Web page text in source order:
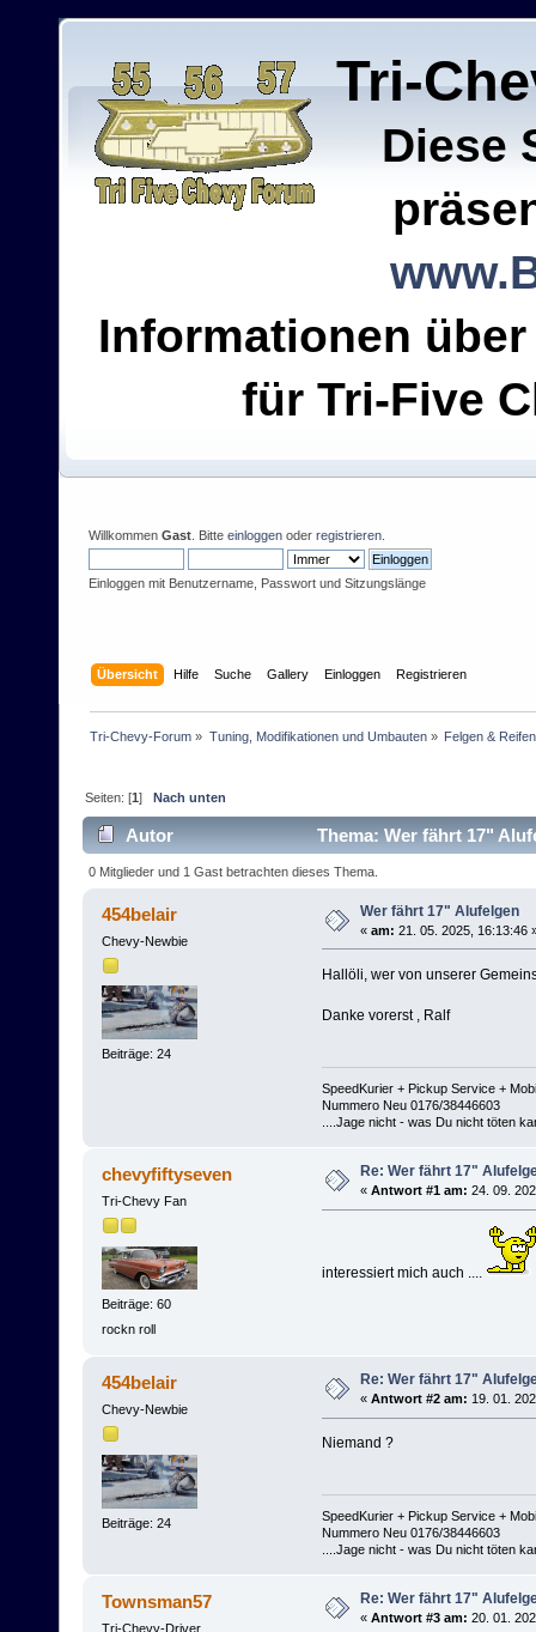
Tri-
Diese
Informationen
für Tri-Five
Willkommen Gast . Bitte einloggen oder registrieren
Einloggen mit Benutzername, Passwort und Sitzungslänge
Übersicht Hilfe Suche Gallery Einloggen Registrieren
Tri-Chevy-Forum » Tuning, Modifikationen und Umbauten» Felgen & Reifen
Seiten: [1] Nach unten
Autor Thema: Wer fährt 17"
0 Mitglieder und 1 Gast betrachten dieses Thema.
454belair
Chevy-Newbie
Beiträge: 24
Wer fährt 17" Alufelgen
« am: 21. 05. 2025, 16:13:46
Hallöli, wer von unserer
Danke vorerst , Ralf
SpeedKurier + Pickup Service +
Nummero Neu 0176/38446603
....Jage nicht - was Du nicht töten
chevyfiftyseven
Tri-Chevy Fan
Beiträge: 60
rockn roll
Re: Wer fährt 17"
« Antwort #1 am: 24. 09.
interessiert mich auch ....
454belair
Chevy-Newbie
Beiträge: 24
Re: Wer fährt 17"
« Antwort #2 am: 19. 01.
Niemand ?
SpeedKurier + Pickup Service +
Nummero Neu 0176/38446603
....Jage nicht - was Du nicht töten
Townsman57
Tri-Chevy-Driver
Re: Wer fährt 17"
« Antwort #3 am: 20. 01.